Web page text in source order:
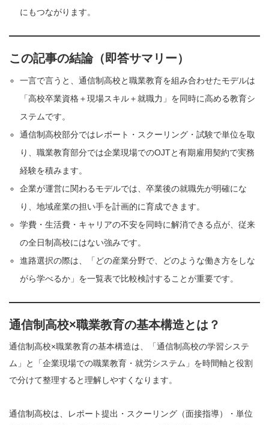
にもつながります。
この記事の結論（即答サマリー）
一言で言うと、通信制高校と職業教育を組み合わせたモデルは
「高校卒業資格＋現場スキル＋就職力」を同時に高める教育シ
ステムです。
通信制高校部分ではレポート・スクーリング・試験で単位を取
り、職業教育部分では企業現場でのOJTと有期雇用契約で実務
経験を積みます。
企業が運営に関わるモデルでは、卒業後の就職先が明確にな
り、地域産業の担い手を計画的に育成できます。
学費・生活費・キャリアの不安を同時に解消できる点が、従来
の全日制高校にはない強みです。
進路選択の際は、「どの産業分野で、どのような働き方をしな
がら学べるか」を一覧表で比較検討することが重要です。
通信制高校×職業教育の基本構造とは？
通信制高校×職業教育の基本構造は、「通信制高校の学習システ
ム」と「企業現場での職業教育・就労システム」を時間軸と役割
で分けて整理すると理解しやすくなります。
通信制高校は、レポート提出・スクーリング（面接指導）・単位